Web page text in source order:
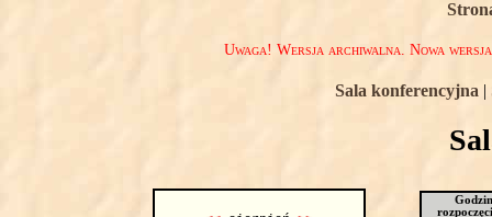
Uwaga! Wersja archiwalna. Nowa
Sala konferencyjna |